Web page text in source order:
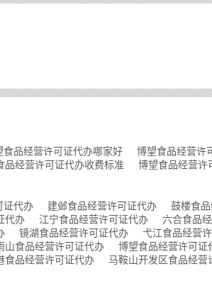
食品经营许可证代办哪家好
博望食品经营许
品经营许可证代办收费标准
博望食品经营许
证代办 建邺食品经营许可证代办
鼓楼食
代办
江宁食品经营许可证代办
六合食品
镜湖食品经营许可证代办
弋江食品经营
山食品经营许可证代办
博望食品经营许可证
食品经营许可证代办
马鞍山开发区食品经营